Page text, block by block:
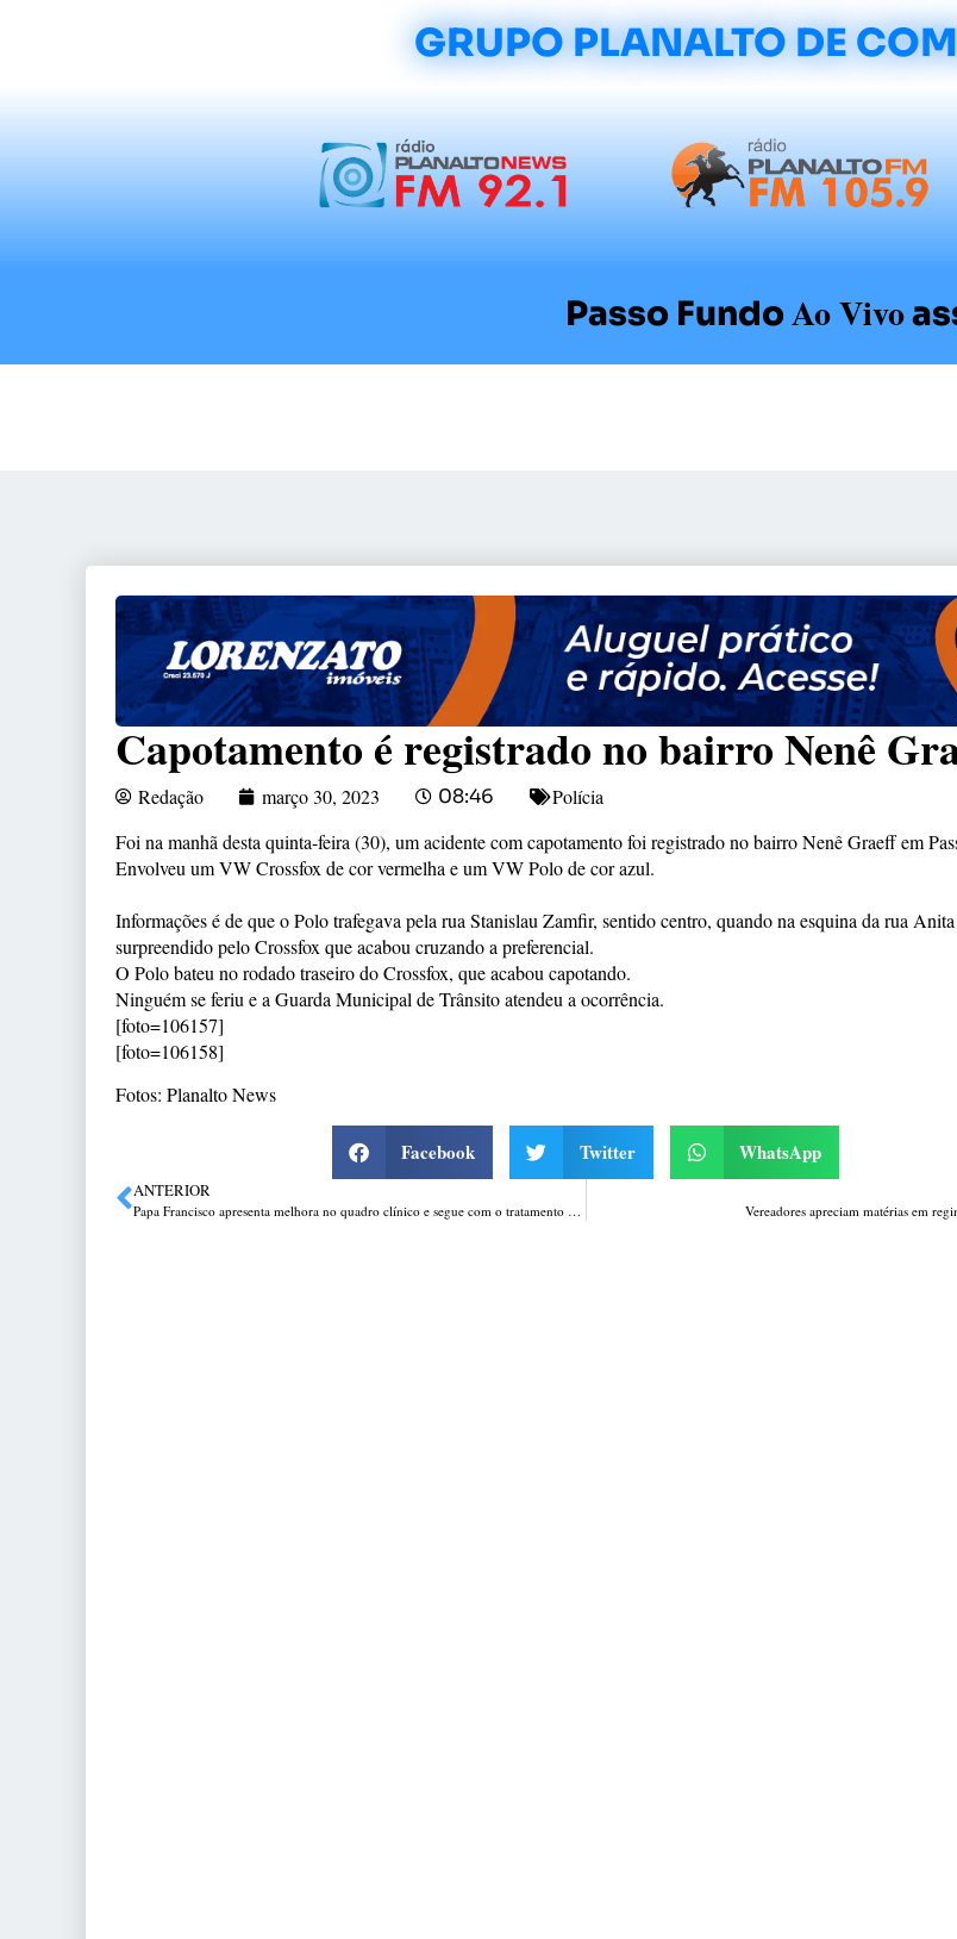
GRUPO PLANALTO DE
Passo FundoAo Vivo
Capotamento é registrado no bairro Nenê
Redação março 30, 2023 08:46
Polícia
Foi na manhã desta quinta-feira (30), um acidente com capotamento foi registrado no bairro Nenê Graeff em
Envolveu um VW Crossfox de cor vermelha e um VW Polo de cor azul.
Informações é de que o Polo trafegava pela rua Stanislau Zamfir, sentido centro, quando na esquina da rua
surpreendido pelo Crossfox que acabou cruzando a preferencial.
O Polo bateu no rodado traseiro do Crossfox, que acabou capotando.
Ninguém se feriu e a Guarda Municipal de Trânsito atendeu a ocorrência.
[foto=106157]
[foto=106158]
Fotos: Planalto News
Facebook Twitter WhatsApp
ANTERIOR
Papa Francisco apresenta melhora no quadro clínico e segue com o tratamento programado Vereadores apreciam matérias em